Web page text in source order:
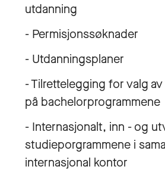
utdanning
- Permisjonssøknader
- Utdanningsplaner
- Tilrettelegging for valg
på bachelorprogrammene
- Internasjonalt, inn - og
studieporgrammene i
internasjonal kontor